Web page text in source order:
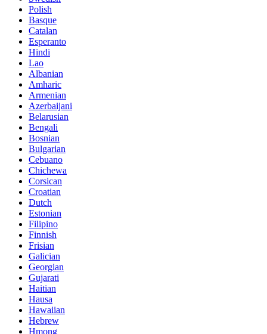
Polish
Basque
Catalan
Esperanto
Hindi
Lao
Albanian
Amharic
Armenian
Azerbaijani
Belarusian
Bengali
Bosnian
Bulgarian
Cebuano
Chichewa
Corsican
Croatian
Dutch
Estonian
Filipino
Finnish
Frisian
Galician
Georgian
Gujarati
Haitian
Hausa
Hawaiian
Hebrew
Hmong